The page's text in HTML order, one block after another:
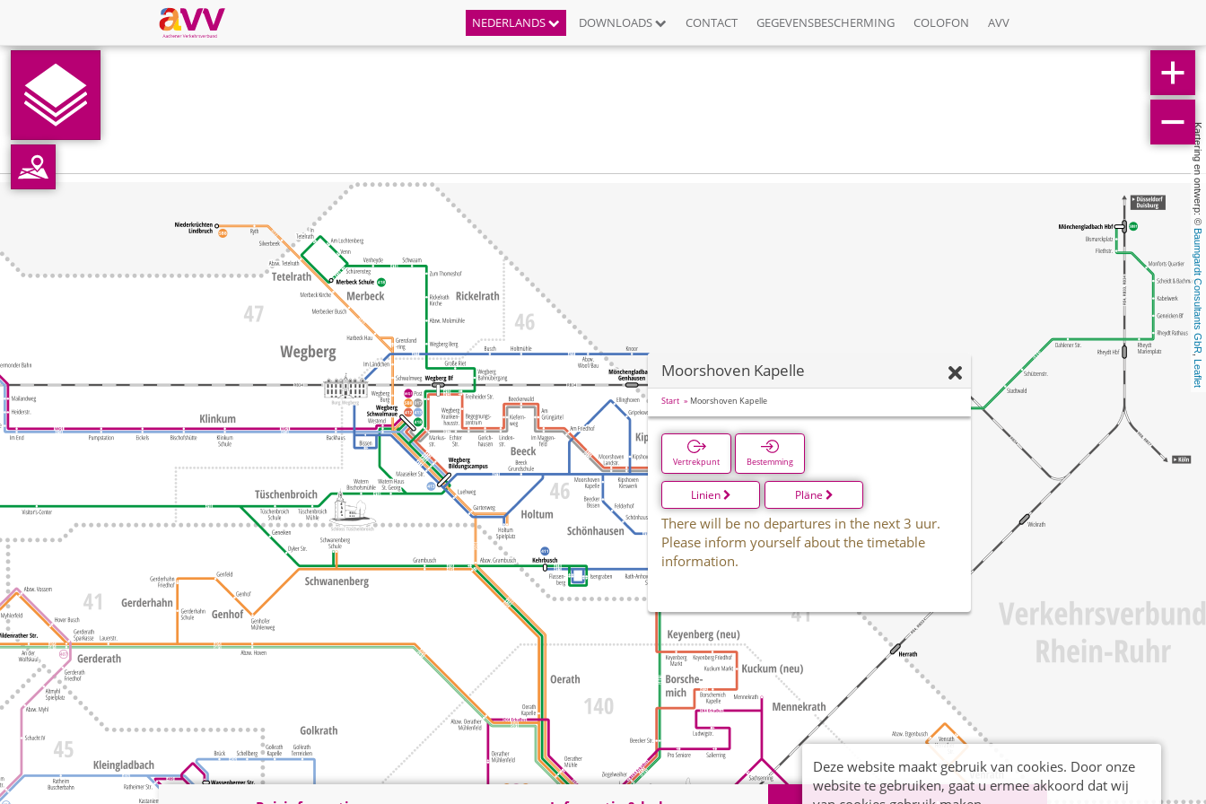
NEDERLANDS DOWNLOADS CONTACT GEGEVENSBESCHERMING COLOFON AVV
Kartering en ontwerp: ©
Baumgardt Consultants GbR
,
Leaflet
Moorshoven Kapelle
Start Moorshoven Kapelle
Vertrekpunt Bestemming
Linien Pläne
There will be no departures in the next 3 uur.
Please inform yourself about the timetable
information.
Deze website maakt gebruik van cookies. Door onze
website te gebruiken, gaat u ermee akkoord dat wij